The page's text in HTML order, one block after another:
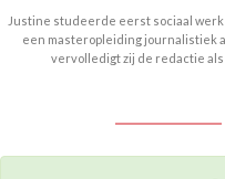
Justine studeerde eerst sociaal
een masteropleiding journalistiek
vervolledigt zij de redactie